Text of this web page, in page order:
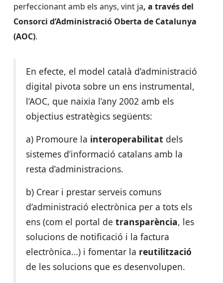
perfeccionant amb els anys, vint ja, a través del
Consorci d’Administració Oberta de Catalunya
(AOC).
En efecte, el model català d’administració
digital pivota sobre un ens instrumental,
l’AOC, que naixia l’any 2002 amb els
objectius estratègics següents:
a) Promoure la interoperabilitat dels
sistemes d’informació catalans amb la
resta d’administracions.
b) Crear i prestar serveis comuns
d’administració electrònica per a tots els
ens (com el portal de transparència, les
solucions de notificació i la factura
electrònica…) i fomentar la reutilització
de les solucions que es desenvolupen.